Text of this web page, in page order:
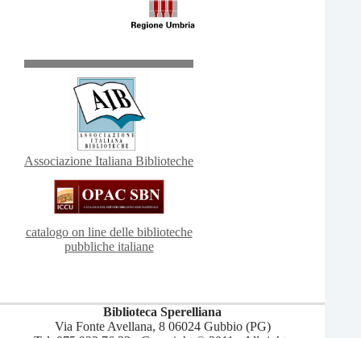
Associazione Italiana Biblioteche
catalogo on line delle biblioteche
pubbliche italiane
Biblioteca Sperelliana
Via Fonte Avellana, 8 06024 Gubbio (PG)